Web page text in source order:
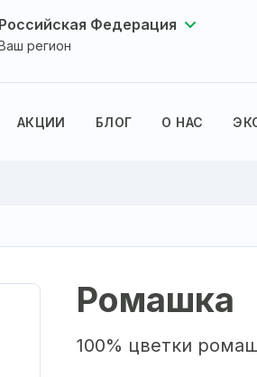
Российская Федерация
регион
АКЦИИ БЛОГ О НАС
Ромашка
100% цветки